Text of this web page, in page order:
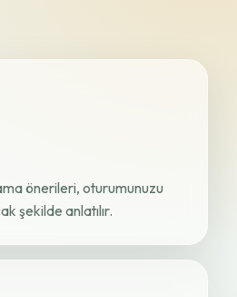
önerileri, oturumunuzu
şekilde anlatılır.